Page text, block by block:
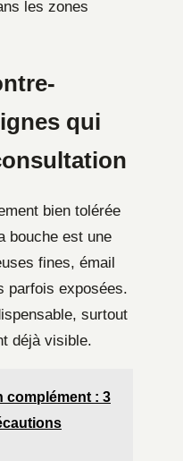
les zones
qui
bien tolérée
bouche est une
fines, émail
parfois exposées.
surtout
déjà visible.
complément : 3